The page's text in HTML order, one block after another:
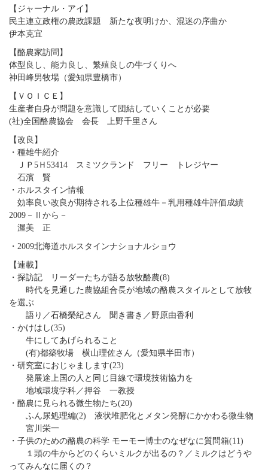
【ジャーナル・アイ】
民主連立政権の農政課題 新たな夜明けか、混迷の序曲か
伊本克宜
【酪農家訪問】
体型良し、能力良し、繁殖良しの牛づくりへ
神田峰男牧場（愛知県豊橋市）
【ＶＯＩＣＥ】
生産者自身が問題を意識して団結していくことが必要
(社)全国酪農協会 会長 上野千里さん
【改良】
・種雄牛紹介
ＪＰ5Ｈ53414 スミツクランド フリー トレジヤー
石濱 賢
・ホルスタイン情報
効率良い改良が期待される上位種雄牛－乳用種雄牛評価成績
2009－Ⅱから－
渥美 正
・2009北海道ホルスタインナショナルショウ
【連載】
・探訪記 リーダーたちが語る放牧酪農(8)
時代を見通した農協組合長が地域の酪農スタイルとして放牧
を選ぶ
語り／石橋榮紀さん 聞き書き／野原由香利
・かけはし(35)
牛にしてあげられること
(有)都築牧場 横山理佐さん（愛知県半田市）
・研究室におじゃまします(23)
発展途上国の人と同じ目線で環境技術協力を
地域環境学科／押谷 一教授
・酪農に見られる微生物たち(20)
ふん尿処理編(2) 液状堆肥化とメタン発酵にかかわる微生物
宮川栄一
・子供のための酪農の科学 モーモー博士のなぜなに質問箱(11)
１頭の牛からどのくらいミルクが出るの？／ミルクはどうや
ってみんなに届くの？